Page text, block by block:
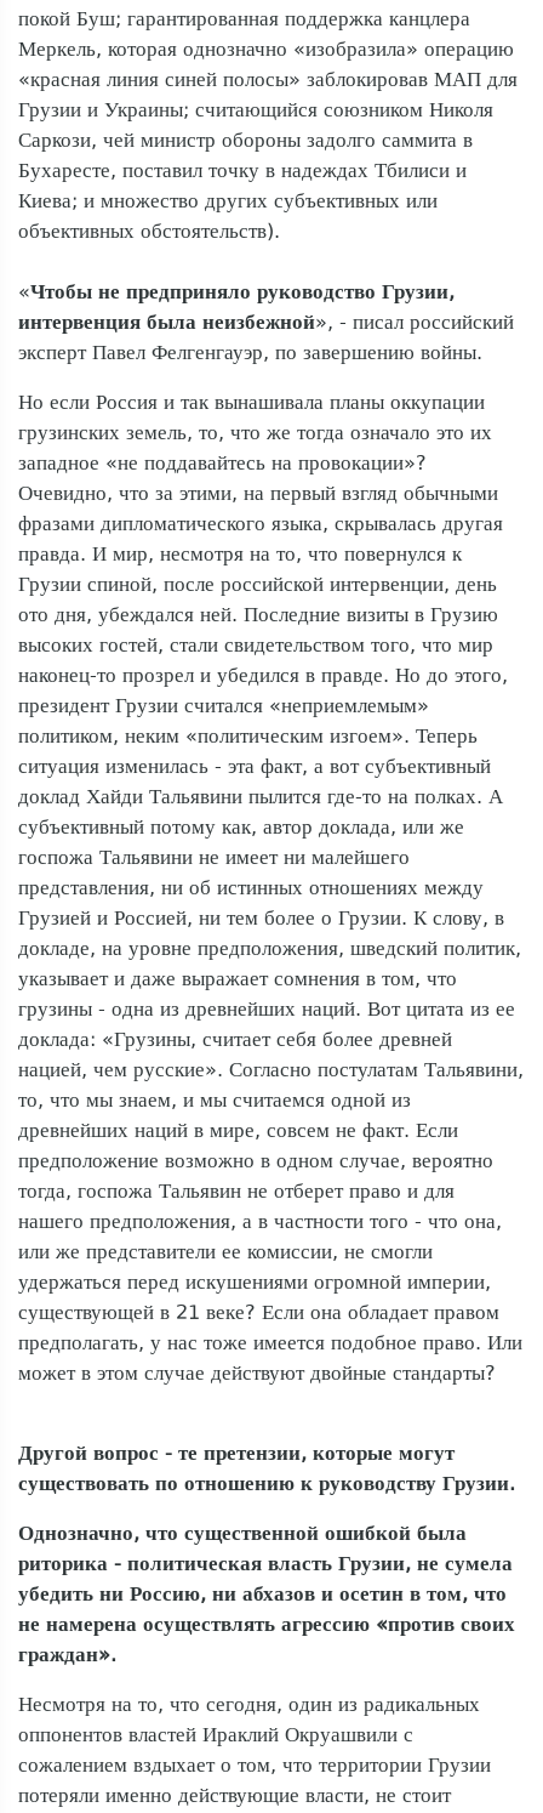
покой Буш; гарантированная поддержка канцлера
Меркель, которая однозначно «изобразила» операцию
«красная линия синей полосы» заблокировав МАП для
Грузии и Украины; считающийся союзником Николя
Саркози, чей министр обороны задолго саммита в
Бухаресте, поставил точку в надеждах Тбилиси и
Киева; и множество других субъективных или
объективных обстоятельств).
«Чтобы не предприняло руководство Грузии,
интервенция была неизбежной», - писал российский
эксперт Павел Фелгенгауэр, по завершению войны.
Но если Россия и так вынашивала планы оккупации
грузинских земель, то, что же тогда означало это их
западное «не поддавайтесь на провокации»?
Очевидно, что за этими, на первый взгляд обычными
фразами дипломатического языка, скрывалась другая
правда. И мир, несмотря на то, что повернулся к
Грузии спиной, после российской интервенции, день
ото дня, убеждался ней. Последние визиты в Грузию
высоких гостей, стали свидетельством того, что мир
наконец-то прозрел и убедился в правде. Но до этого,
президент Грузии считался «неприемлемым»
политиком, неким «политическим изгоем». Теперь
ситуация изменилась - эта факт, а вот субъективный
доклад Хайди Тальявини пылится где-то на полках. А
субъективный потому как, автор доклада, или же
госпожа Тальявини не имеет ни малейшего
представления, ни об истинных отношениях между
Грузией и Россией, ни тем более о Грузии. К слову, в
докладе, на уровне предположения, шведский политик,
указывает и даже выражает сомнения в том, что
грузины - одна из древнейших наций. Вот цитата из ее
доклада: «Грузины, считает себя более древней
нацией, чем русские». Согласно постулатам Тальявини,
то, что мы знаем, и мы считаемся одной из
древнейших наций в мире, совсем не факт. Если
предположение возможно в одном случае, вероятно
тогда, госпожа Тальявин не отберет право и для
нашего предположения, а в частности того - что она,
или же представители ее комиссии, не смогли
удержаться перед искушениями огромной империи,
существующей в 21 веке? Если она обладает правом
предполагать, у нас тоже имеется подобное право. Или
может в этом случае действуют двойные стандарты?
Другой вопрос - те претензии, которые могут
существовать по отношению к руководству Грузии.
Однозначно, что существенной ошибкой была
риторика - политическая власть Грузии, не сумела
убедить ни Россию, ни абхазов и осетин в том, что
не намерена осуществлять агрессию «против своих
граждан».
Несмотря на то, что сегодня, один из радикальных
оппонентов властей Ираклий Окруашвили с
сожалением вздыхает о том, что территории Грузии
потеряли именно действующие власти, не стоит